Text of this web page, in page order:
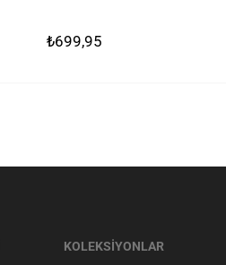
₺699,95
KOLEKSİYONLAR